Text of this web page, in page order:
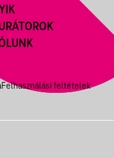
Felhasználási feltételek